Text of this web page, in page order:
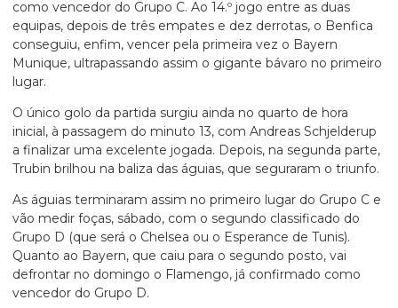
como vencedor do Grupo C. Ao 14.º jogo entre as duas
equipas, depois de três empates e dez derrotas, o Benfica
conseguiu, enfim, vencer pela primeira vez o Bayern
Munique, ultrapassando assim o gigante bávaro no primeiro
lugar.
O único golo da partida surgiu ainda no quarto de hora
inicial, à passagem do minuto 13, com Andreas Schjelderup
a finalizar uma excelente jogada. Depois, na segunda parte,
Trubin brilhou na baliza das águias, que seguraram o triunfo.
As águias terminaram assim no primeiro lugar do Grupo C e
vão medir foças, sábado, com o segundo classificado do
Grupo D (que será o Chelsea ou o Esperance de Tunis).
Quanto ao Bayern, que caiu para o segundo posto, vai
defrontar no domingo o Flamengo, já confirmado como
vencedor do Grupo D.